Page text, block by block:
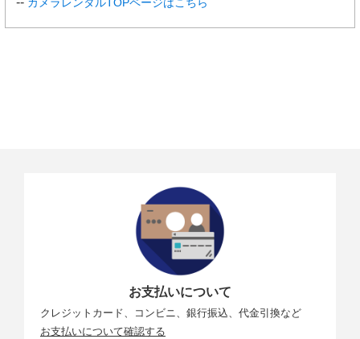
カメラレンタルTOPページはこちら
お支払いについて
クレジットカード、コンビニ、銀行振込、代金引換など
お支払いについて確認する